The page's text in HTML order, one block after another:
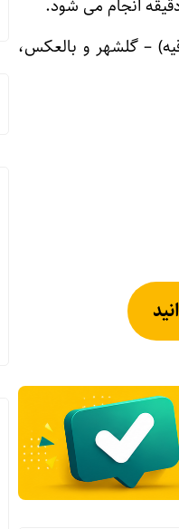
در شب های قدر در خط ۵ تهران (صادقیه) – گلشهر و بالعکس،